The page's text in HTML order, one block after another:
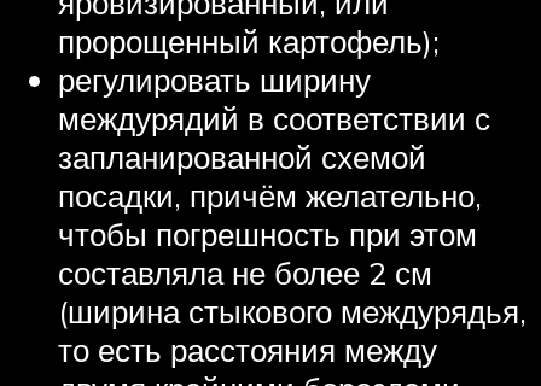
пророщенный картофель);
регулировать ширину
междурядий в соответствии с
запланированной схемой
посадки, причём желательно,
чтобы погрешность при этом
составляла не более 2 см
(ширина стыкового междурядья,
то есть расстояния между